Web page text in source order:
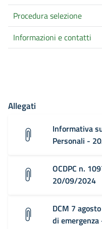
Procedura selezione
Informazioni e contatti
Allegati
Informativa
Personali -
OCDPC n.
20/09/2024
DCM 7
di